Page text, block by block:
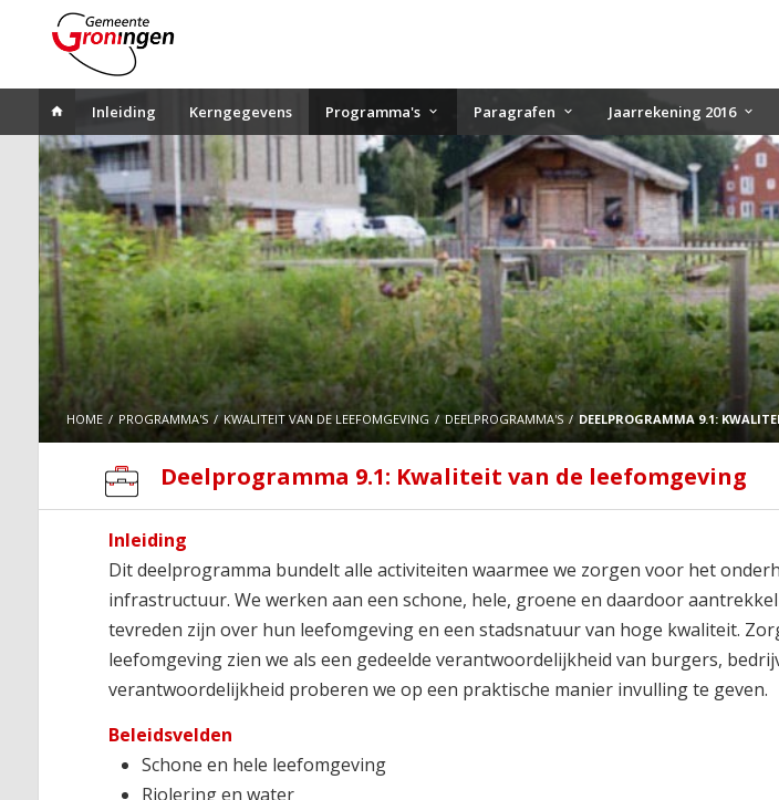
Inleiding Kerngegevens Programma's Paragrafen Jaarrekening 2016
HOME PROGRAMMA'S KWALITEIT VAN DE LEEFOMGEVING DEELPROGRAMMA'S DEELPROGRAMMA 9.1:
Deelprogramma 9.1: Kwaliteit van de leefomgeving
Inleiding
Dit deelprogramma bundelt alle activiteiten waarmee we zorgen voor het
infrastructuur. We werken aan een schone, hele, groene en daardoor
tevreden zijn over hun leefomgeving en een stadsnatuur van hoge kwaliteit.
leefomgeving zien we als een gedeelde verantwoordelijkheid van burgers,
verantwoordelijkheid proberen we op een praktische manier invulling te geven.
Beleidsvelden
Schone en hele leefomgeving
Riolering en water